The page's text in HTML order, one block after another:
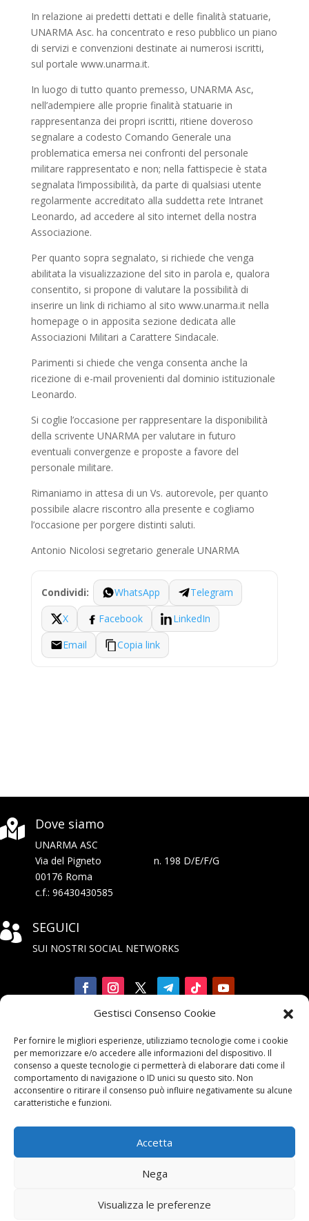
Gestisci Consenso Cookie
Per fornire le migliori esperienze, utilizziamo tecnologie come i cookie
per memorizzare e/o accedere alle informazioni del dispositivo. Il
consenso a queste tecnologie ci permetterà di elaborare dati come il
comportamento di navigazione o ID unici su questo sito. Non
acconsentire o ritirare il consenso può influire negativamente su alcune
caratteristiche e funzioni.
Accetta
Nega
Visualizza le preferenze
In relazione ai predetti dettati e delle finalità statuarie,
UNARMA Asc. ha concentrato e reso pubblico un piano
di servizi e convenzioni destinate ai numerosi iscritti,
sul portale www.unarma.it.
In luogo di tutto quanto premesso, UNARMA Asc,
nell’adempiere alle proprie finalità statuarie in
rappresentanza dei propri iscritti, ritiene doveroso
segnalare a codesto Comando Generale una
problematica emersa nei confronti del personale
militare rappresentato e non; nella fattispecie è stata
segnalata l’impossibilità, da parte di qualsiasi utente
regolarmente accreditato alla suddetta rete Intranet
Leonardo, ad accedere al sito internet della nostra
Associazione.
Per quanto sopra segnalato, si richiede che venga
abilitata la visualizzazione del sito in parola e, qualora
consentito, si propone di valutare la possibilità di
inserire un link di richiamo al sito www.unarma.it nella
homepage o in apposita sezione dedicata alle
Associazioni Militari a Carattere Sindacale.
Parimenti si chiede che venga consenta anche la
ricezione di e-mail provenienti dal dominio istituzionale
Leonardo.
Si coglie l’occasione per rappresentare la disponibilità
della scrivente UNARMA per valutare in futuro
eventuali convergenze e proposte a favore del
personale militare.
Rimaniamo in attesa di un Vs. autorevole, per quanto
possibile alacre riscontro alla presente e cogliamo
l’occasione per porgere distinti saluti.
Antonio Nicolosi segretario generale UNARMA
Condividi: WhatsApp
Telegram
X
Facebook
LinkedIn
Email
Copia link
 Dove siamo
UNARMA ASC
Via del Pigneto n. 198 D/E/F/G
00176 Roma
c.f.: 96430430585
 SEGUICI
SUI NOSTRI SOCIAL NETWORKS

alla Newsletter
unarmaasc@pec.it